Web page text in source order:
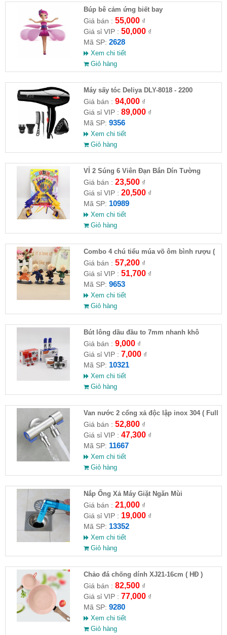
​Búp bê cảm ứng biết bay
Giá bán : 55,000₫
Giá sỉ VIP : 50,000₫
Mã SP: 2628
Xem chi tiết
Giỏ hàng
Máy sấy tóc Deliya DLY-8018 - 2200
Giá bán : 94,000₫
Giá sỉ VIP : 89,000₫
Mã SP: 9356
Xem chi tiết
Giỏ hàng
VỈ 2 Súng 6 Viên Đạn Bắn Dín Tường
Giá bán : 23,500₫
Giá sỉ VIP : 20,500₫
Mã SP: 10989
Xem chi tiết
Giỏ hàng
Combo 4 chú tiểu múa võ ôm bình rượu (
HĐ )
Giá bán : 57,200₫
Giá sỉ VIP : 51,700₫
Mã SP: 9653
Xem chi tiết
Giỏ hàng
Bút lông dầu đầu to 7mm nhanh khô
Giá bán : 9,000₫
Giá sỉ VIP : 7,000₫
Mã SP: 10321
Xem chi tiết
Giỏ hàng
Van nước 2 cổng xả độc lập inox 304 ( Full
VAT )
Giá bán : 52,800₫
Giá sỉ VIP : 47,300₫
Mã SP: 11667
Xem chi tiết
Giỏ hàng
Nắp Ống Xả Máy Giặt Ngăn Mùi
Giá bán : 21,000₫
Giá sỉ VIP : 19,000₫
Mã SP: 13352
Xem chi tiết
Giỏ hàng
Chảo đá chống dính XJ21-16cm ( HĐ )
Giá bán : 82,500₫
Giá sỉ VIP : 77,000₫
Mã SP: 9280
Xem chi tiết
Giỏ hàng